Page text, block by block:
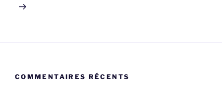
COMMENTAIRES RÉCENTS